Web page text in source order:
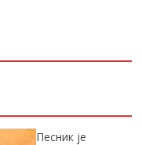
Песник је